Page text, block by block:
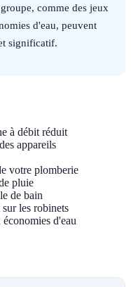
comme des jeux
d'eau, peuvent
significatif.
à débit réduit
appareils
votre plomberie
pluie
de bain
les robinets
d'eau